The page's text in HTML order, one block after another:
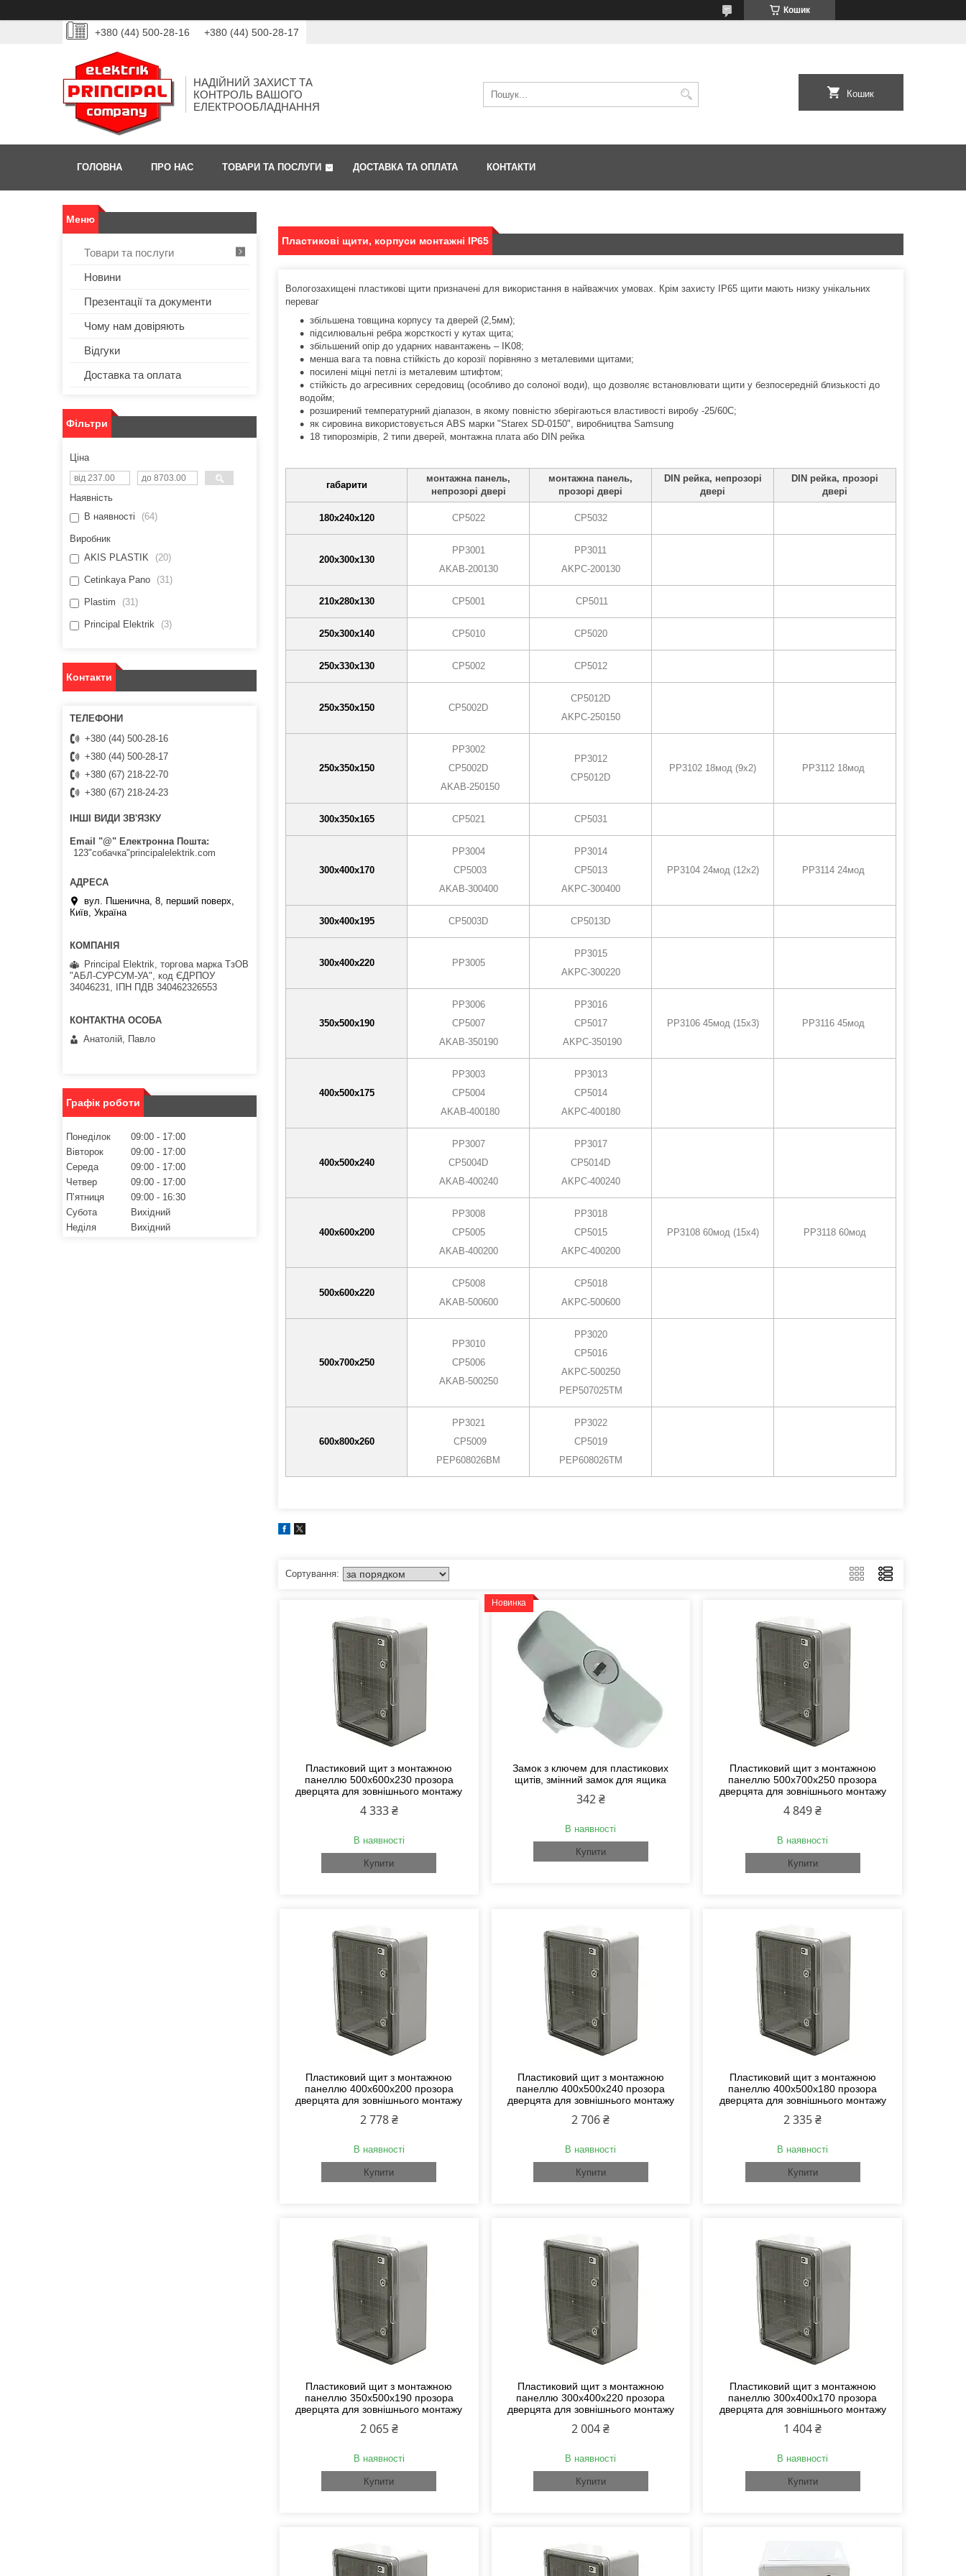
Кошик
+380 (44) 500-28-16 +380 (44) 500-28-17
НАДІЙНИЙ ЗАХИСТ ТА
КОНТРОЛЬ ВАШОГО
ЕЛЕКТРООБЛАДНАННЯ
Кошик
ГОЛОВНА ПРО НАС ТОВАРИ ТА ПОСЛУГИ ДОСТАВКА ТА ОПЛАТА КОНТАКТИ
Пластикові щити, корпуси монтажні IP65
Вологозахищені пластикові щити призначені для використання в найважчих умовах. Крім захисту IP65 щити мають низку унікальних
переваг
збільшена товщина корпусу та дверей (2,5мм);
підсилювальні ребра жорсткості у кутах щита;
збільшений опір до ударних навантажень – IK08;
менша вага та повна стійкість до корозії порівняно з металевими щитами;
посилені міцні петлі із металевим штифтом;
стійкість до агресивних середовищ (особливо до солоної води), що дозволяє встановлювати щити у безпосередній близькості до
водойм;
розширений температурний діапазон, в якому повністю зберігаються властивості виробу -25/60С;
як сировина використовується ABS марки "Starex SD-0150", виробництва Samsung
18 типорозмірів, 2 типи дверей, монтажна плата або DIN рейка
габарити
монтажна панель,
непрозорі двері
монтажна панель,
прозорі двері
DIN рейка, непрозорі
двері
DIN рейка, прозорі
двері
180х240х120 CP5022 CP5032
200х300х130
PP3001
AKAB-200130
PP3011
AKPC-200130
210х280х130 CP5001 CP5011
250х300х140 CP5010 CP5020
250х330х130 CP5002 CP5012
250х350х150 CP5002D
CP5012D
AKPC-250150
250х350х150
PP3002
CP5002D
AKAB-250150
PP3012
CP5012D
PP3102 18мод (9х2) PP3112 18мод
300х350х165 CP5021 CP5031
300х400х170
PP3004
CP5003
AKAB-300400
PP3014
CP5013
AKPC-300400
PP3104 24мод (12х2) PP3114 24мод
300х400х195 CP5003D CP5013D
300х400х220 PP3005
PP3015
AKPC-300220
350х500х190
PP3006
CP5007
AKAB-350190
PP3016
CP5017
AKPC-350190
PP3106 45мод (15х3) PP3116 45мод
400х500х175
PP3003
CP5004
AKAB-400180
PP3013
CP5014
AKPC-400180
400х500х240
PP3007
CP5004D
AKAB-400240
PP3017
CP5014D
AKPC-400240
400х600х200
PP3008
CP5005
AKAB-400200
PP3018
CP5015
AKPC-400200
PP3108 60мод (15х4) PP3118 60мод
500х600х220
CP5008
AKAB-500600
CP5018
AKPC-500600
500х700х250
PP3010
CP5006
AKAB-500250
PP3020
CP5016
AKPC-500250
PEP507025TM
600х800х260
PP3021
CP5009
PEP608026BM
PP3022
CP5019
PEP608026TM
Пластиковий щит з монтажною
панеллю 500х600х230 прозора
дверцята для зовнішнього монтажу
4 333 ₴
В наявності
Купити
Новинка
Замок з ключем для пластикових
щитів, змінний замок для ящика
342 ₴
В наявності
Купити
Пластиковий щит з монтажною
панеллю 500х700х250 прозора
дверцята для зовнішнього монтажу
4 849 ₴
В наявності
Купити
Пластиковий щит з монтажною
панеллю 400х600х200 прозора
дверцята для зовнішнього монтажу
2 778 ₴
В наявності
Купити
Пластиковий щит з монтажною
панеллю 400х500х240 прозора
дверцята для зовнішнього монтажу
2 706 ₴
В наявності
Купити
Пластиковий щит з монтажною
панеллю 400х500х180 прозора
дверцята для зовнішнього монтажу
2 335 ₴
В наявності
Купити
Пластиковий щит з монтажною
панеллю 350х500х190 прозора
дверцята для зовнішнього монтажу
2 065 ₴
В наявності
Купити
Пластиковий щит з монтажною
панеллю 300х400х220 прозора
дверцята для зовнішнього монтажу
2 004 ₴
В наявності
Купити
Пластиковий щит з монтажною
панеллю 300х400х170 прозора
дверцята для зовнішнього монтажу
1 404 ₴
В наявності
Купити
Товари та послуги
Новини
Презентації та документи
Чому нам довіряють
Відгуки
Доставка та оплата
Фільтри
Ціна
Наявність
В наявності
64
Виробник
AKIS PLASTIK
20
Cetinkaya Pano 31
Plastim 31
Principal Elektrik 3
Контакти
+380 (44) 500-28-16
+380 (44) 500-28-17
+380 (67) 218-22-70
+380 (67) 218-24-23
ІНШІ ВИДИ ЗВ'ЯЗКУ
Email "@" Електронна Пошта
123"собачка"principalelektrik.com
вул. Пшенична, 8, перший поверх,
Київ, Україна
Principal Elektrik, торгова марка ТзОВ
"АБЛ-СУРСУМ-УА", код ЄДРПОУ
34046231, ІПН ПДВ 340462326553
Анатолій, Павло
Графік роботи
Понеділок 09:00
17:00
Вівторок
09:00
17:00
Середа
09:00
17:00
Четвер
09:00
17:00
Пʼятниця
09:00
16:30
Субота
Вихідний
Неділя
Вихідний